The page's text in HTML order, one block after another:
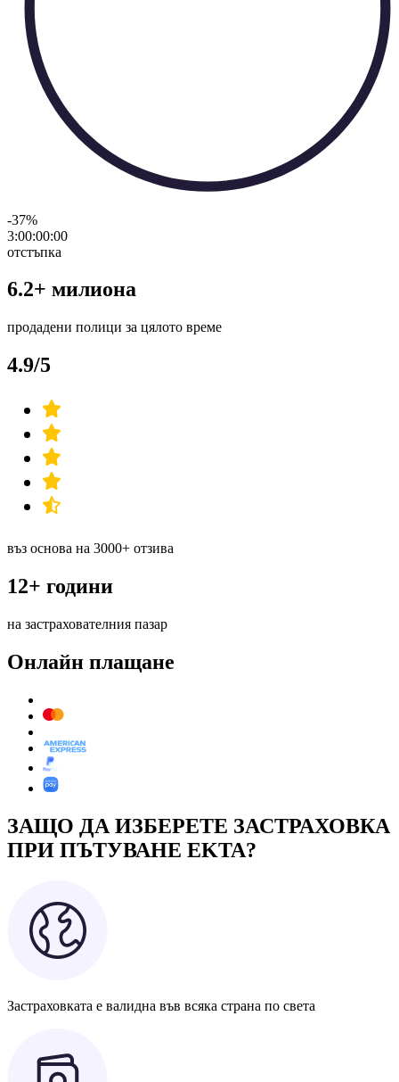
-37%
3:00:00:00
отстъпка
6.2+ милиона
продадени полици за цялото време
4.9/5
въз основа на 3000+ отзива
12+ години
на застрахователния пазар
Онлайн плащане
ЗАЩО ДА ИЗБЕРЕТЕ ЗАСТРАХОВКА
ПРИ ПЪТУВАНЕ EKTA?
Застраховката е валидна във всяка страна по света